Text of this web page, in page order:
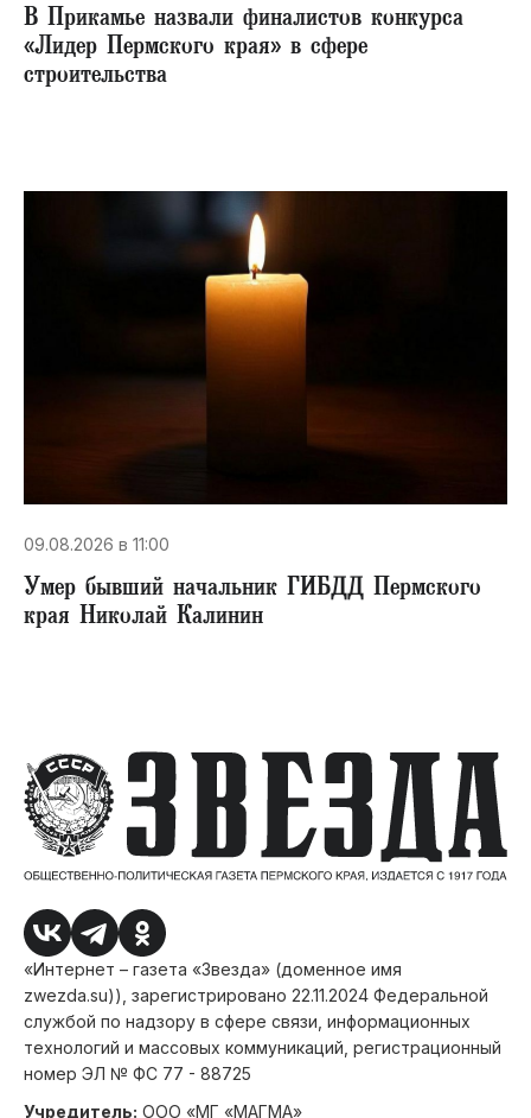
В Прикамье назвали финалистов конкурса
«Лидер Пермского края» в сфере
строительства
09.08.2026 в 11:00
Умер бывший начальник ГИБДД Пермского
края Николай Калинин
«Интернет – газета «Звезда» (доменное имя
zwezda.su)), зарегистрировано 22.11.2024 Федеральной
службой по надзору в сфере связи, информационных
технологий и массовых коммуникаций, регистрационный
номер ЭЛ № ФС 77 - 88725
Учредитель: ООО «МГ «МАГМА»